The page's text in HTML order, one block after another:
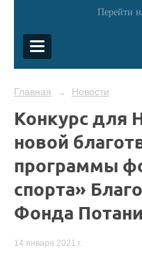
Перейти
Главная → Новости
Конкурс для
новой
программы
спорта»
Фонда
14 января 2021 г.